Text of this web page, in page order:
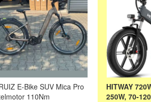
E-Bike SUV Mica Pro
110Nm
HITWAY
250W, 70-